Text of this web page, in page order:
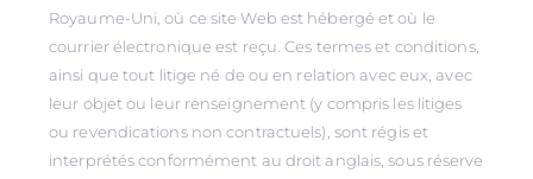
Royaume-Uni, où ce site Web est hébergé et où le
courrier électronique est reçu. Ces termes et conditions,
ainsi que tout litige né de ou en relation avec eux, avec
leur objet ou leur renseignement (y compris les litiges
ou revendications non contractuels), sont régis et
interprétés conformément au droit anglais, sous réserve